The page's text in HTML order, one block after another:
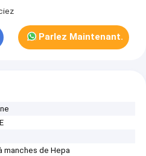
Parlez Maintenant.
manches de Hepa